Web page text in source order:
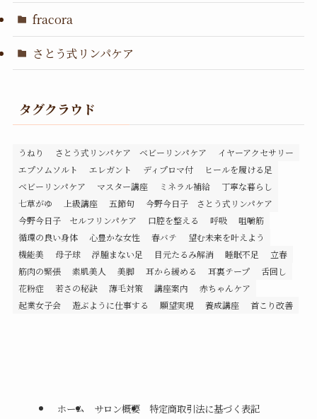
fracora
さとう式リンパケア
タグクラウド
うねり さとう式リンパケア ベビーリンパケア
イヤーアクセサリー
エプソムソルト
エレガント ディプロマ付
ヒールを履ける足
ベビーリンパケア
マスター講座 ミネラル補給
丁寧な暮らし
七草がゆ
上級講座 五節句
今野今日子 さとう式リンパケア
今野今日子 セルフリンパケア
口腔を整える 呼吸
咀嚼筋
循環の良い身体
心豊かな女性 春バテ
望む未来を叶えよう
機能美
母子球 浮腫まない足 目元たるみ解消 睡眠不足
立春
筋肉の緊張
素肌美人 美脚 耳から緩める 耳裏テープ
舌回し
花粉症
若さの秘訣 薄毛対策 講座案内
赤ちゃんケア
起業女子会
遊ぶように仕事する 願望実現 養成講座 首こり改善
ホーム サロン概要 特定商取引法に基づく表記